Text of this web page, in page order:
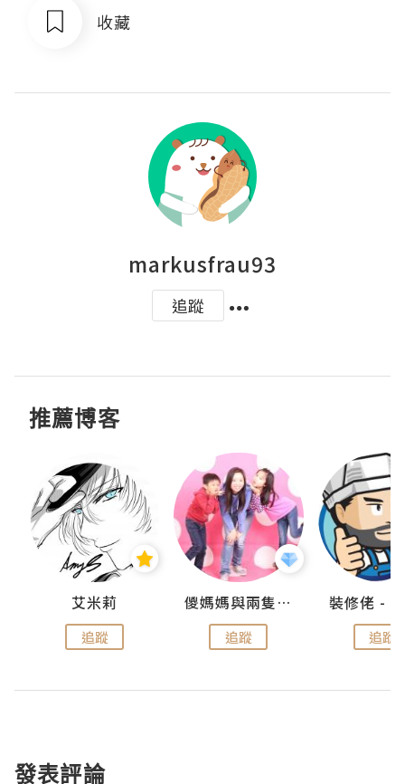
收藏
markusfrau93
追蹤
推薦博客
艾米莉
追蹤
儍媽媽與兩隻小魔怪之家
追蹤 追蹤
發表評論